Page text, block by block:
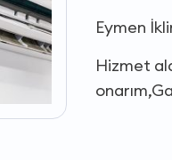
Eymen
Hizmet